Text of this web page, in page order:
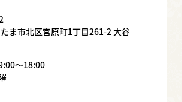
ま市北区宮原町1丁目261-2 大谷
〜18:00